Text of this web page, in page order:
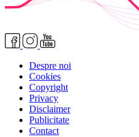
Despre noi
Cookies
Copyright
Privacy
Disclaimer
Publicitate
Contact